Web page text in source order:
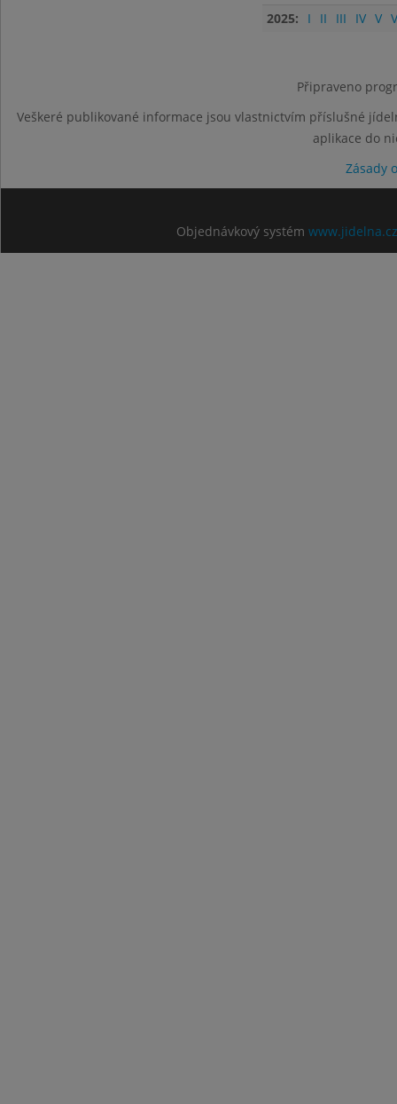
2025:
I II III IV V
Připraveno
Veškeré publikované informace jsou vlastnictvím příslušné
aplikace do
Zásady
Objednávkový systém www.jidelna.cz